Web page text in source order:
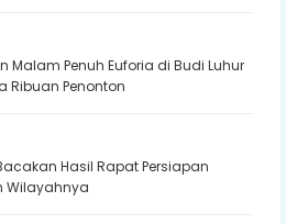
Malam Penuh Euforia di Budi Luhur
Ribuan Penonton
Hasil Rapat Persiapan
Wilayahnya